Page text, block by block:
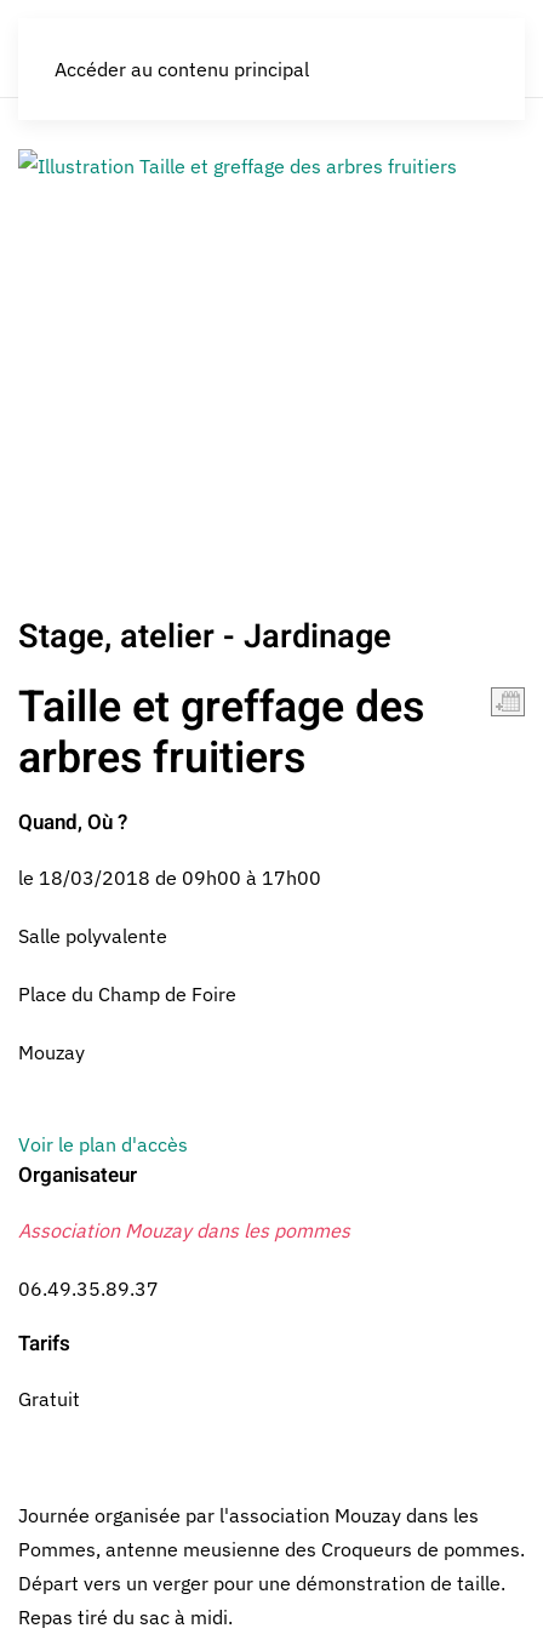
Accéder au contenu principal
Stage, atelier - Jardinage
Taille et greffage des
arbres fruitiers
Quand, Où ?
le 18/03/2018 de 09h00 à 17h00
Salle polyvalente
Place du Champ de Foire
Mouzay
Voir le plan d'accès
Organisateur
Association Mouzay dans les pommes
06.49.35.89.37
Tarifs
Gratuit
Journée organisée par l'association Mouzay dans les
Pommes, antenne meusienne des Croqueurs de pommes.
Départ vers un verger pour une démonstration de taille.
Repas tiré du sac à midi.